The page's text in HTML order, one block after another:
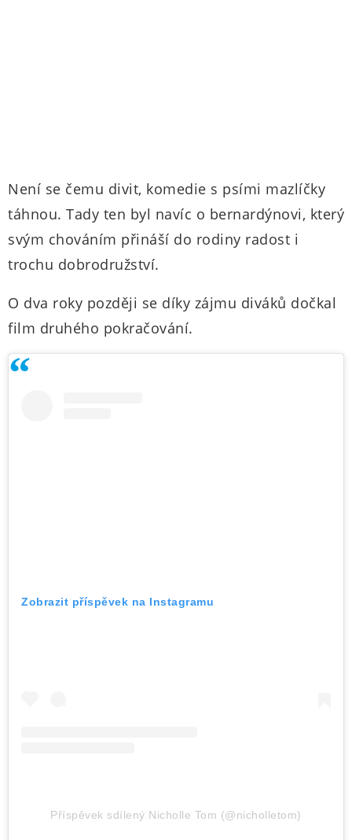
Není se čemu divit, komedie s psími mazlíčky
táhnou. Tady ten byl navíc o bernardýnovi, který
svým chováním přináší do rodiny radost i
trochu dobrodružství.
O dva roky později se díky zájmu diváků dočkal
film druhého pokračování.
Zobrazit příspěvek na Instagramu
Příspěvek sdílený Nicholle Tom (@nicholletom)